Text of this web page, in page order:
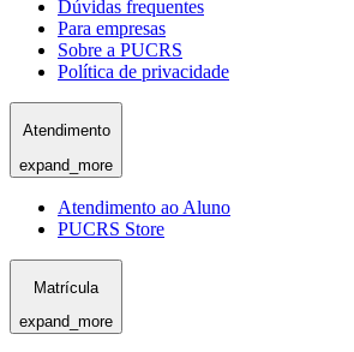
Dúvidas frequentes
Para empresas
Sobre a PUCRS
Política de privacidade
Atendimento
expand_more
Atendimento ao Aluno
PUCRS Store
Matrícula
expand_more